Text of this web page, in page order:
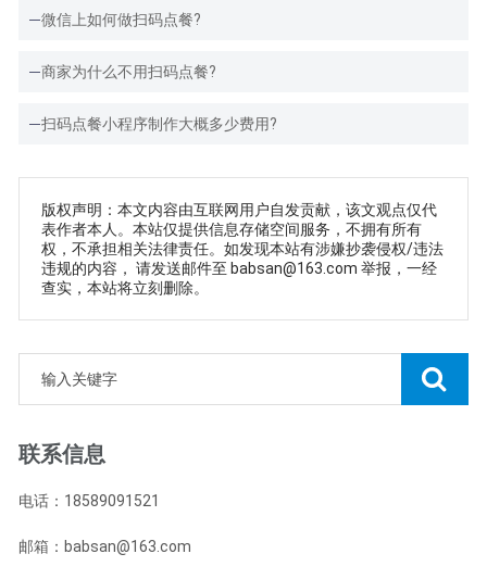
微信上如何做扫码点餐?
商家为什么不用扫码点餐?
扫码点餐小程序制作大概多少费用?
版权声明：本文内容由互联网用户自发贡献，该文观点仅代
表作者本人。本站仅提供信息存储空间服务，不拥有所有
权，不承担相关法律责任。如发现本站有涉嫌抄袭侵权/违法
违规的内容， 请发送邮件至 babsan@163.com 举报，一经
查实，本站将立刻删除。
联系信息
电话：18589091521
邮箱：babsan@163.com